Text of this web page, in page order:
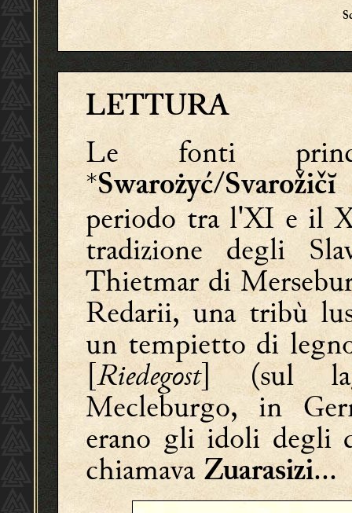
LETTURA
Le fonti
*Swarożyć/Svarožičĭ
periodo tra l'XI e il
tradizione degli
Thietmar di
Redarii, una tribù
un tempietto di
[Riedegost] (sul
Mecleburgo, in
erano gli idoli degli
chiamava Zuarasizi...